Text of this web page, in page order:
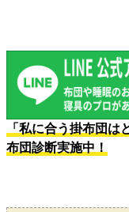
「私に合う掛布団
布団診断実施中！